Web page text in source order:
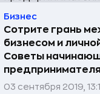
Бизнес
Сотрите грань
бизнесом и
Советы
03 сентября 2019,